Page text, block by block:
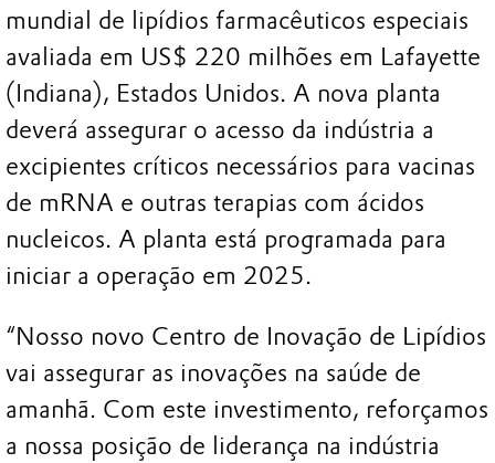
mundial de lipídios farmacêuticos especiais
avaliada em US$ 220 milhões em Lafayette
(Indiana), Estados Unidos. A nova planta
deverá assegurar o acesso da indústria a
excipientes críticos necessários para vacinas
de mRNA e outras terapias com ácidos
nucleicos. A planta está programada para
iniciar a operação em 2025.
“Nosso novo Centro de Inovação de Lipídios
vai assegurar as inovações na saúde de
amanhã. Com este investimento, reforçamos
a nossa posição de liderança na indústria